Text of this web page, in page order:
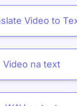
Video to
Video na text